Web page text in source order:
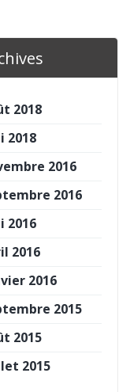
2018
2018
2016
2016
2016
2016
2016
2015
2015
2015